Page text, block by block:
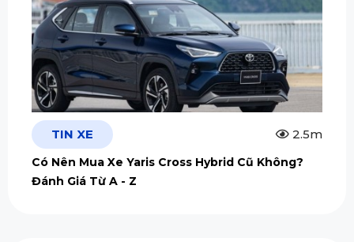
TIN XE 2.5m
Có Nên Mua Xe Yaris Cross Hybrid Cũ Không?
Đánh Giá Từ A - Z